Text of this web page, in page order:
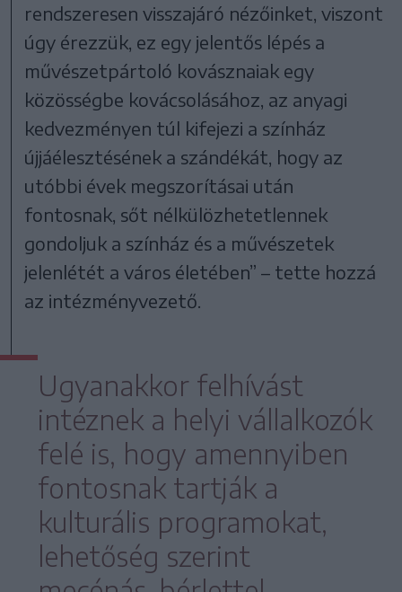
rendszeresen visszajáró nézőinket, viszont
úgy érezzük, ez egy jelentős lépés a
művészetpártoló kovásznaiak egy
közösségbe kovácsolásához, az anyagi
kedvezményen túl kifejezi a színház
újjáélesztésének a szándékát, hogy az
utóbbi évek megszorításai után
fontosnak, sőt nélkülözhetetlennek
gondoljuk a színház és a művészetek
jelenlétét a város életében” – tette hozzá
az intézményvezető.
Ugyanakkor felhívást
intéznek a helyi vállalkozók
felé is, hogy amennyiben
fontosnak tartják a
kulturális programokat,
lehetőség szerint